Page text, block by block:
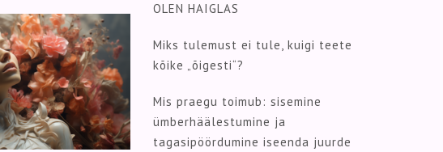
OLEN HAIGLAS
Miks tulemust ei tule, kuigi teete
kõike „õigesti“?
Mis praegu toimub: sisemine
ümberhäälestumine ja
tagasipöördumine iseenda juurde